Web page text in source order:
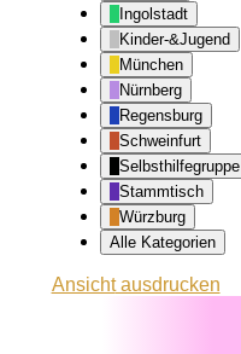
Ingolstadt
Kinder-&Jugend
München
Nürnberg
Regensburg
Schweinfurt
Selbsthilfegruppe
Stammtisch
Würzburg
Alle Kategorien
Ansichtausdrucken